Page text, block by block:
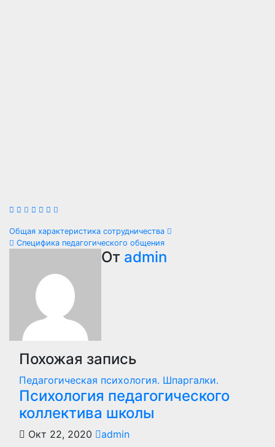
Навигация
записям
Общая характеристика сотрудничества
Специфика педагогического общения
От admin
Похожая запись
Педагогическая психология. Шпаргалки.
Психология педагогического
коллектива школы
Окт 22, 2020
admin